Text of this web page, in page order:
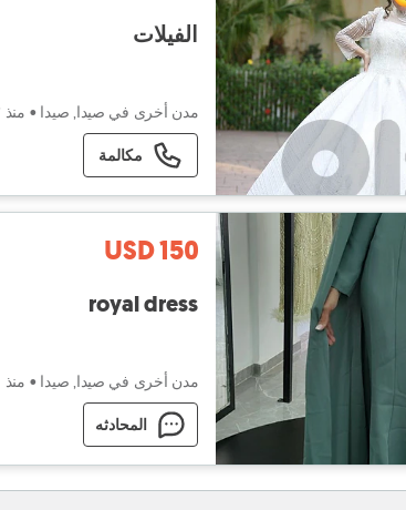
الفيلات
مدن أخرى في صيدا, صيدا • منذ ٣ أسابيع
مكالمة
USD 150
royal dress
مدن أخرى في صيدا, صيدا • منذ ٤ أسابيع
المحادثه